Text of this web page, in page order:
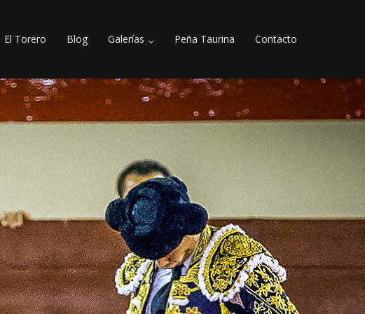
El Torero Blog Galerías Peña Taurina Contacto